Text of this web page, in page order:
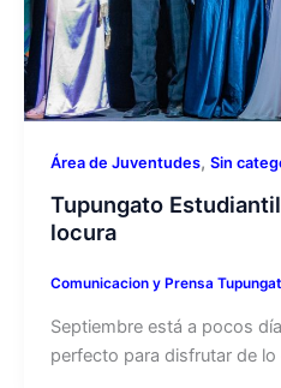
Área de Juventudes, Sin
Tupungato
locura
Comunicacion y Prensa
Septiembre está a pocos
perfecto para disfrutar de lo